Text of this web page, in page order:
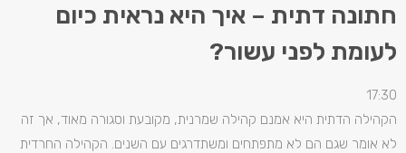
חתונה דתית – איך היא נראית כיום
לעומת לפני עשור?
17:30
הקהילה הדתית היא אמנם קהילה שמרנית, מקובעת וסגורה מאוד, אך זה
לא אומר שגם הם לא מתפתחים ומשתדרגים עם השנים. הקהילה החרדית